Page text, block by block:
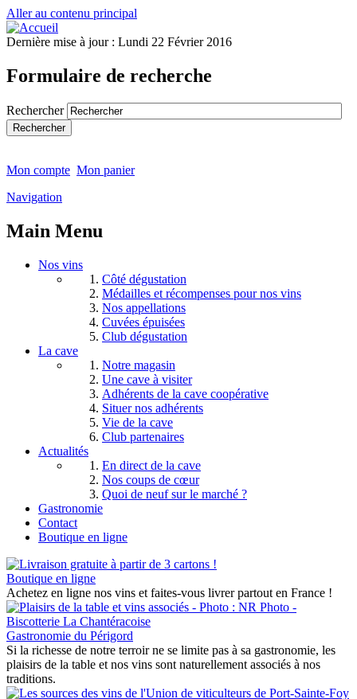
Aller au contenu principal
Dernière mise à jour : Lundi 22 Février 2016
Formulaire de recherche
Rechercher
Mon compte Mon panier
Navigation
Main Menu
Nos vins
Côté dégustation
Médailles et récompenses pour nos vins
Nos appellations
Cuvées épuisées
Club dégustation
La cave
Notre magasin
Une cave à visiter
Adhérents de la cave coopérative
Situer nos adhérents
Vie de la cave
Club partenaires
Actualités
En direct de la cave
Nos coups de cœur
Quoi de neuf sur le marché ?
Gastronomie
Contact
Boutique en ligne
Boutique en ligne
Achetez en ligne nos vins et faites-vous livrer partout en France !
Gastronomie du Périgord
Si la richesse de notre terroir ne se limite pas à sa gastronomie, les
plaisirs de la table et nos vins sont naturellement associés à nos
traditions.